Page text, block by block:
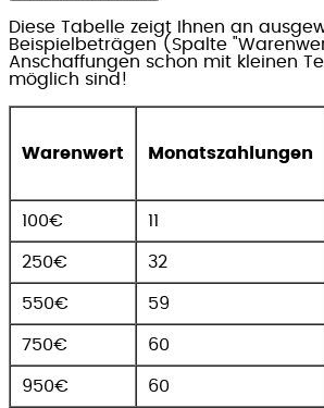
Diese Tabelle zeigt Ihnen an
Beispielbeträgen (Spalte
Anschaffungen schon mit kleinen
möglich sind!
Warenwert Monatszahlungen
100€ 11
250€ 32
550€ 59
750€ 60
950€ 60